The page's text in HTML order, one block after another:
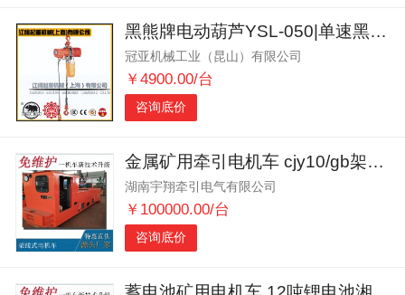
黑熊牌电动葫芦YSL-050|单速黑熊牌电动葫芦|KBK适用
冠亚机械工业（昆山）有限公司
￥4900.00/台
咨询底价
金属矿用牵引电机车 cjy10/gb架线式电机车
湖南宇翔牵引电气有限公司
￥100000.00/台
咨询底价